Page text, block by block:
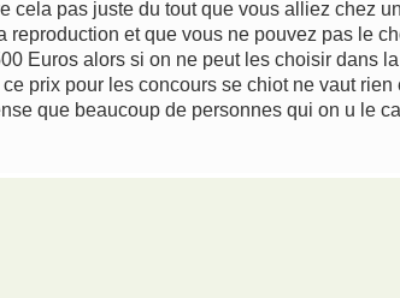
cela pas juste du tout que vous alliez chez
et que vous ne pouvez pas le
Euros alors si on ne peut les choisir dans la
prix pour les concours se chiot ne vaut rien
que beaucoup de personnes qui on u le